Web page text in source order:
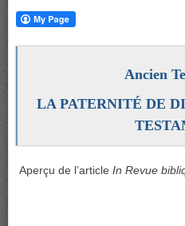
Ancien
LA PATERNITÉ DE
Aperçu de l’article In Revue